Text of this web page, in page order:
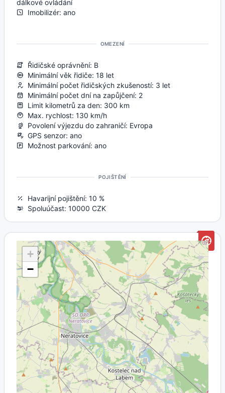
dálkové ovládání
Imobilizér: ano
OMEZENÍ
Řidičské oprávnění: B
Minimální věk řidiče: 18 let
Minimální počet řidičských zkušeností: 3 let
Minimální počet dní na zapůjčení: 2
Limit kilometrů za den: 300 km
Max. rychlost: 130 km/h
Povolení výjezdu do zahraničí: Evropa
GPS senzor: ano
Možnost parkování: ano
POJIŠTĚNÍ
Havarijní pojištění: 10 %
Spoluúčast: 10000 CZK
+
−